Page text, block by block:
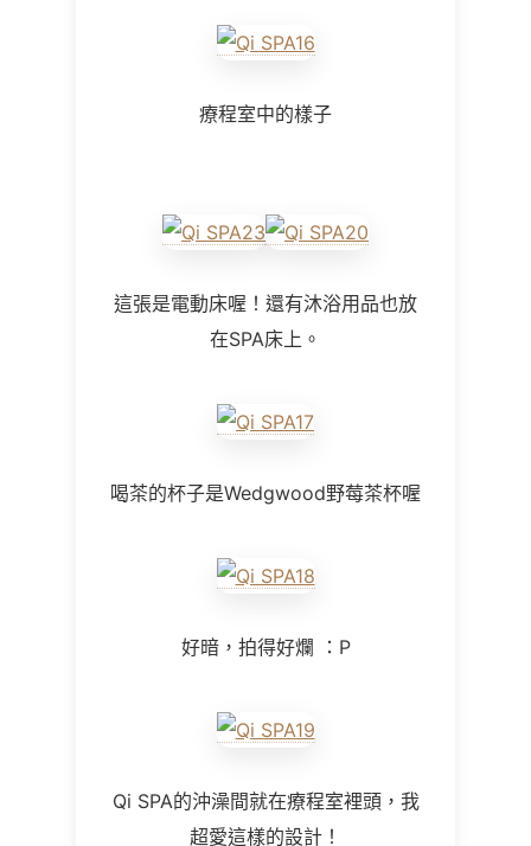
療程室中的樣子
這張是電動床喔！還有沐浴用品也放
在SPA床上。
喝茶的杯子是Wedgwood野莓茶杯喔
好暗，拍得好爛 ：P
Qi SPA的沖澡間就在療程室裡頭，我
超愛這樣的設計！